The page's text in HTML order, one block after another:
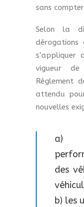
sans
Selon la
dérogations
s’appliquer
vigueur
Règlement
attendu
nouvelles
a)
des
b) les